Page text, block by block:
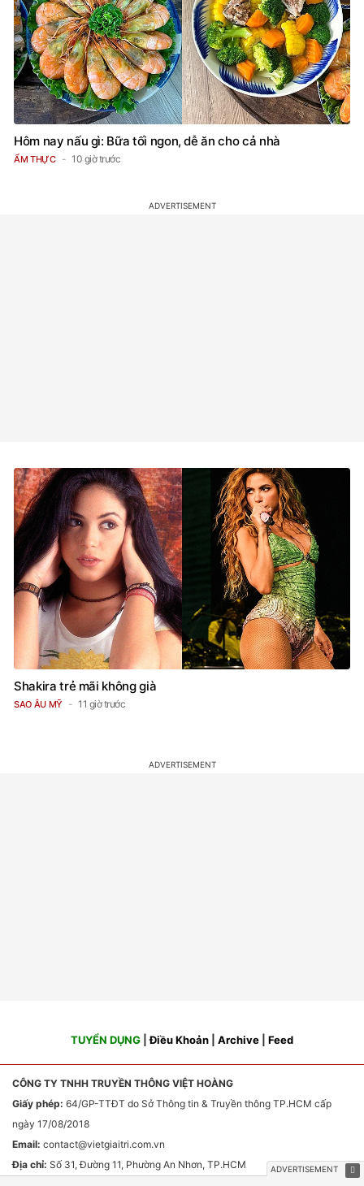
Hôm nay nấu gì: Bữa tối ngon, dễ ăn cho cả nhà
ẨM THỰC 10 giờ trước
Shakira trẻ mãi không già
SAO ÂU MỸ 11 giờ trước
TUYỂN DỤNG |Điều Khoản Archive Feed
CÔNG TY TNHH TRUYỀN THÔNG VIỆT HOÀNG
Giấy phép: 64/GP-TTĐT do Sở Thông tin & Truyền thông TP.HCM cấp
ngày 17/08/2018
Email: contact@vietgiaitri.com.vn
Địa chỉ: Số 31, Đường 11, Phường An Nhơn, TP.HCM